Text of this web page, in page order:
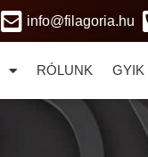
info@filagoria.hu
RÓLUNK GYIK